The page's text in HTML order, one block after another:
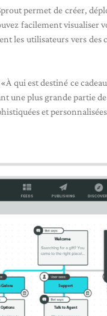
permet de créer,
facilement
les utilisateurs vers
qui est destiné ce
une plus grande partie
et